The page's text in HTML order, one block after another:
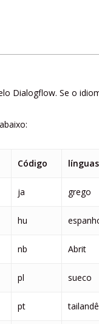
Dialogflow. Se o
Código línguas
ja grego
hu
nb Abrit
pl sueco
pt